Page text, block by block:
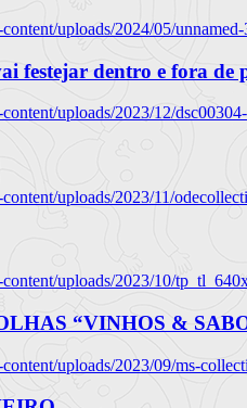
uploads/2024/05/
festejar dentro e fora de
uploads/2023/12/
uploads/2023/11/
uploads/2023/10/
“VINHOS &
uploads/2023/09/ms-